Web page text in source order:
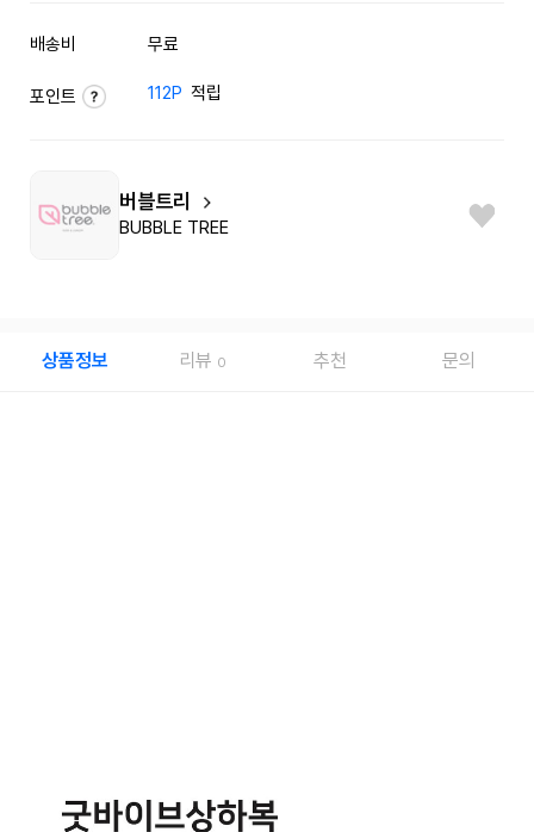
배송비 무료
포인트 112P 적립
버블트리
BUBBLE TREE
상품정보 리뷰 0 추천 문의